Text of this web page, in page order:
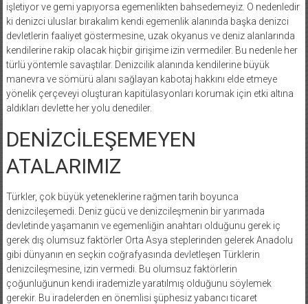
işletiyor ve gemi yapıyorsa egemenlikten bahsedemeyiz. O nedenledir
ki denizci uluslar bırakalım kendi egemenlik alanında başka denizci
devletlerin faaliyet göstermesine, uzak okyanus ve deniz alanlarında
kendilerine rakip olacak hiçbir girişime izin vermediler. Bu nedenle her
türlü yöntemle savaştılar. Denizcilik alanında kendilerine büyük
manevra ve sömürü alanı sağlayan kabotaj hakkını elde etmeye
yönelik çerçeveyi oluşturan kapitülasyonları korumak için etki altına
aldıkları devlette her yolu denediler.
DENİZCİLEŞEMEYEN
ATALARIMIZ
Türkler, çok büyük yeteneklerine rağmen tarih boyunca
denizcileşemedi. Deniz gücü ve denizcileşmenin bir yarımada
devletinde yaşamanın ve egemenliğin anahtarı olduğunu gerek iç
gerek dış olumsuz faktörler Orta Asya steplerinden gelerek Anadolu
gibi dünyanın en seçkin coğrafyasında devletleşen Türklerin
denizcileşmesine, izin vermedi. Bu olumsuz faktörlerin
çoğunluğunun kendi irademizle yaratılmış olduğunu söylemek
gerekir. Bu iradelerden en önemlisi şüphesiz yabancı ticaret